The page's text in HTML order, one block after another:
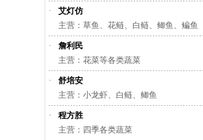
·
艾灯仿
主营：草鱼、花鲢、白鲢、鲫鱼、鳊鱼
·
詹利民
主营：花菜等各类蔬菜
·
舒培安
主营：小龙虾、白鲢、鲫鱼
·
程方胜
主营：四季各类蔬菜